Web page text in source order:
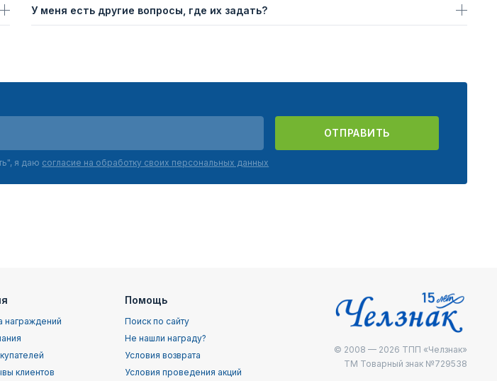
У меня есть другие вопросы, где их задать?
ОТПРАВИТЬ
я даю согласие на обработку своих персональных данных
награждений
клиентов
Помощь
Поиск по сайту
Не нашли награду?
Условия возврата
Условия проведения акций
© 2008 — 2026 ТПП «Челзнак»
ТМ Товарный знак №729538